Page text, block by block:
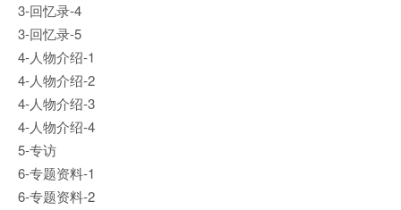
3-回忆录-4
3-回忆录-5
4-人物介绍-1
4-人物介绍-2
4-人物介绍-3
4-人物介绍-4
5-专访
6-专题资料-1
6-专题资料-2